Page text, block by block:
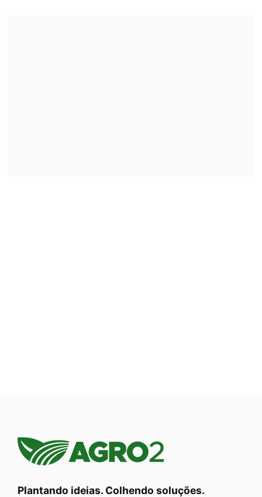
Plantando ideias. Colhendo soluções.